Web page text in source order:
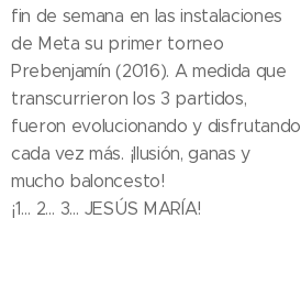
fin de semana en las instalaciones
de Meta su primer torneo
Prebenjamín (2016). A medida que
transcurrieron los 3 partidos,
fueron evolucionando y disfrutando
cada vez más. ¡Ilusión, ganas y
mucho baloncesto!😁
¡1… 2… 3… JESÚS MARÍA! 🏀👏🏼👏🏼👏🏼